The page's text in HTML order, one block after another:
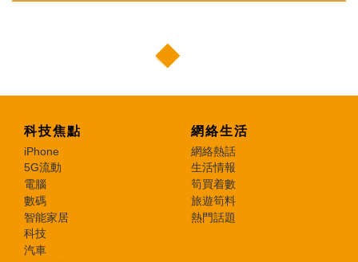
科技焦點
iPhone
5G流動
電腦
數碼
智能家居
科技
汽車
網絡生活
網絡熱話
生活情報
筍買着數
旅遊筍料
熱門話題